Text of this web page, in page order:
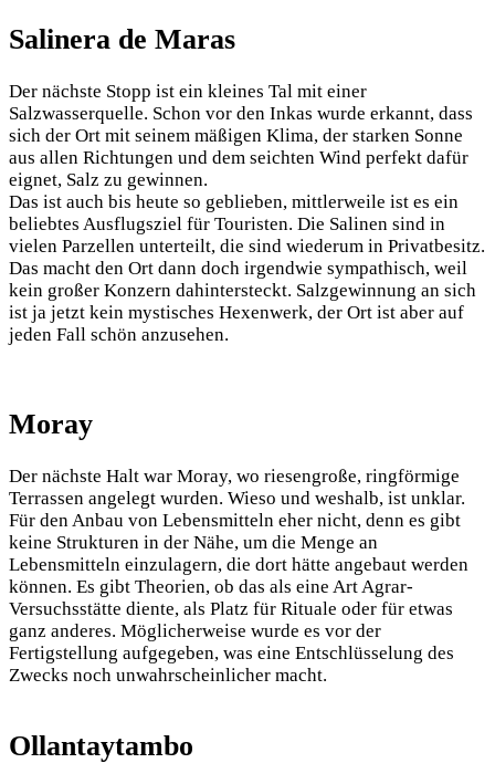
Salinera de Maras
Der nächste Stopp ist ein kleines Tal mit einer
Salzwasserquelle. Schon vor den Inkas wurde erkannt, dass
sich der Ort mit seinem mäßigen Klima, der starken Sonne
aus allen Richtungen und dem seichten Wind perfekt dafür
eignet, Salz zu gewinnen.
Das ist auch bis heute so geblieben, mittlerweile ist es ein
beliebtes Ausflugsziel für Touristen. Die Salinen sind in
vielen Parzellen unterteilt, die sind wiederum in Privatbesitz.
Das macht den Ort dann doch irgendwie sympathisch, weil
kein großer Konzern dahintersteckt. Salzgewinnung an sich
ist ja jetzt kein mystisches Hexenwerk, der Ort ist aber auf
jeden Fall schön anzusehen.
Moray
Der nächste Halt war Moray, wo riesengroße, ringförmige
Terrassen angelegt wurden. Wieso und weshalb, ist unklar.
Für den Anbau von Lebensmitteln eher nicht, denn es gibt
keine Strukturen in der Nähe, um die Menge an
Lebensmitteln einzulagern, die dort hätte angebaut werden
können. Es gibt Theorien, ob das als eine Art Agrar-
Versuchsstätte diente, als Platz für Rituale oder für etwas
ganz anderes. Möglicherweise wurde es vor der
Fertigstellung aufgegeben, was eine Entschlüsselung des
Zwecks noch unwahrscheinlicher macht.
Ollantaytambo